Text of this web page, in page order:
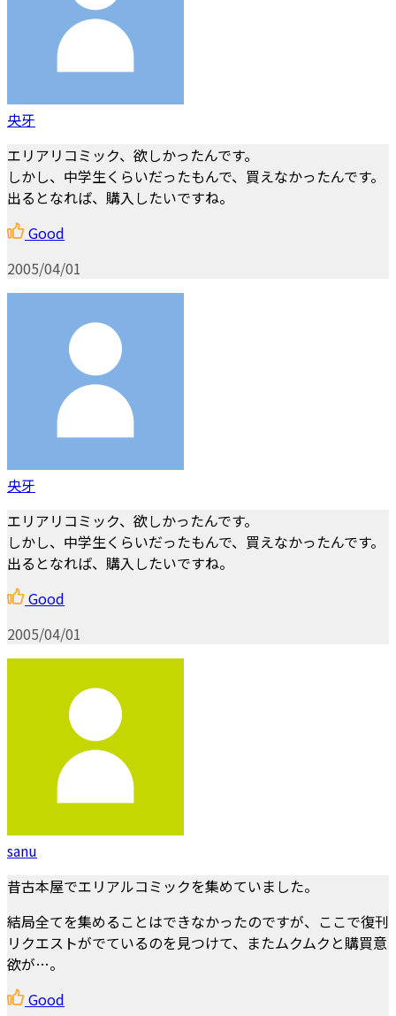
央牙
エリアリコミック、欲しかったんです。
しかし、中学生くらいだったもんで、買えなかったんです。
出るとなれば、購入したいですね。
Good
2005/04/01
央牙
エリアリコミック、欲しかったんです。
しかし、中学生くらいだったもんで、買えなかったんです。
出るとなれば、購入したいですね。
Good
2005/04/01
sanu
昔古本屋でエリアルコミックを集めていました。
結局全てを集めることはできなかったのですが、ここで復刊
リクエストがでているのを見つけて、またムクムクと購買意
欲が…。
Good